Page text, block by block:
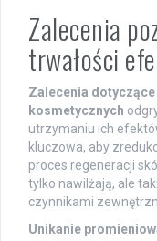
Zalecenia
trwałości
Zalecenia
kosmetycznych
utrzymaniu ich
kluczowa, aby
proces regeneracji
tylko nawilżają, ale
czynnikami
Unikanie